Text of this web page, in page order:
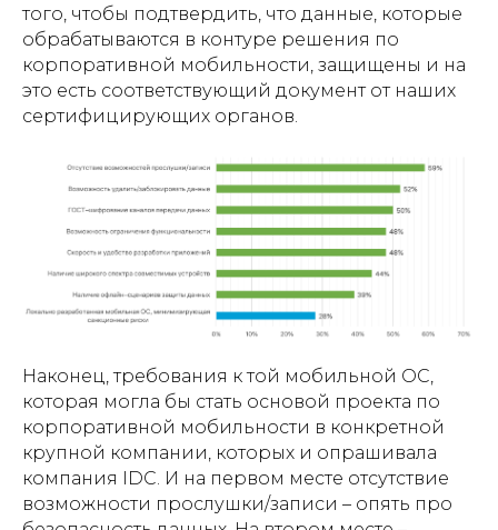
того, чтобы подтвердить, что данные, которые
обрабатываются в контуре решения по
корпоративной мобильности, защищены и на
это есть соответствующий документ от наших
сертифицирующих органов.
Наконец, требования к той мобильной ОС,
которая могла бы стать основой проекта по
корпоративной мобильности в конкретной
крупной компании, которых и опрашивала
компания IDC. И на первом месте отсутствие
возможности прослушки/записи – опять про